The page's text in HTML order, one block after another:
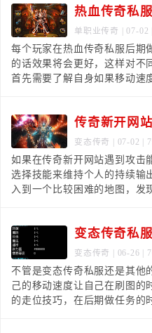
单职业传奇 | 07-02
每个玩家在热血传奇私服后期
的话效果将会更好，这样对不
首先需要了解自身如果移动速
变态传奇 | 07-02 |
如果在传奇新开网站遇到攻击
选择技能来维持个人的持续输
入到一个比较困难的地图，发
变态传奇 | 06-26 |
不管是变态传奇私服还是其他
己的移动速度让自己在刷图的
的走位技巧，在后期做任务的